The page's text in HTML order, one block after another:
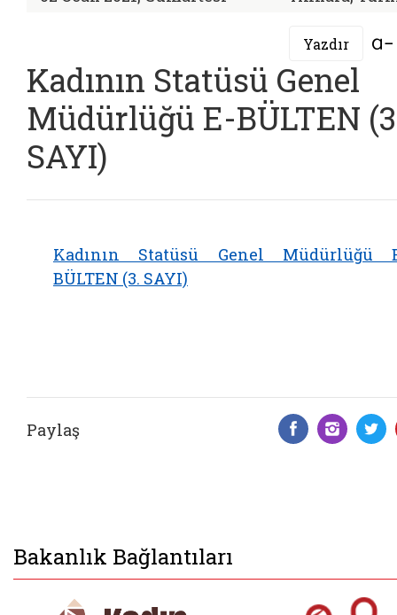
Yazdır
Kadının Statüsü Genel
Müdürlüğü E-BÜLTEN
SAYI)
Kadının Statüsü Genel Müdürlüğü
BÜLTEN (3. SAYI)
Paylaş
Bakanlık Bağlantıları